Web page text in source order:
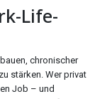
Life-
chronischer
stärken. Wer privat
Job – und